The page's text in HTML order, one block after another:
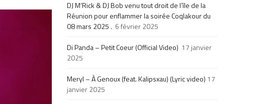
DJ M’Rick & DJ Bob venu tout droit de l’île de la
Réunion pour enflammer la soirée Coqlakour du
08 mars 2025 . 6 février 2025
Di Panda – Petit Coeur (Official Video) 17 janvier
2025
Meryl – À Genoux (feat. Kalipsxau) (Lyric video) 17
janvier 2025